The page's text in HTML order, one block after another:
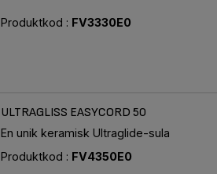
Produktkod : FV3330E0
ULTRAGLISS EASYCORD 50
En unik keramisk Ultraglide-sula
Produktkod : FV4350E0